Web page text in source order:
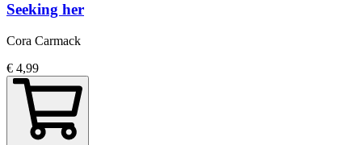
Seeking her
Cora Carmack
€ 4,99